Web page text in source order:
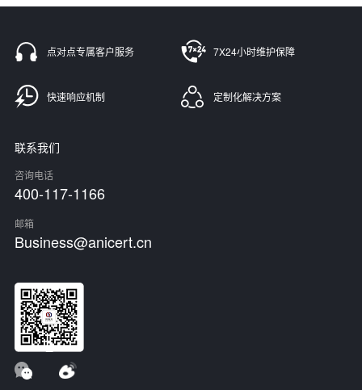
点对点专属客户服务 7X24小时维护保障
快速响应机制 定制化解决方案
联系我们
咨询电话
400-117-1166
邮箱
Business@anicert.cn